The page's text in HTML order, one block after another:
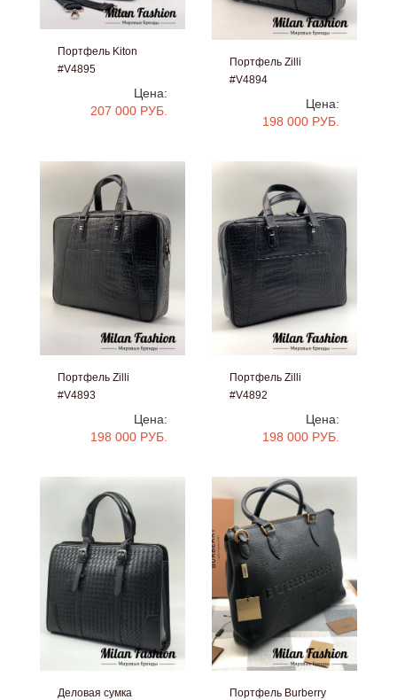
Портфель Kiton
#V4895
Цена:
207 000 РУБ.
Портфель Zilli
#V4894
Цена:
198 000 РУБ.
Портфель Zilli
#V4893
Цена:
198 000 РУБ.
Портфель Zilli
#V4892
Цена:
198 000 РУБ.
Деловая сумка
Портфель Burberry